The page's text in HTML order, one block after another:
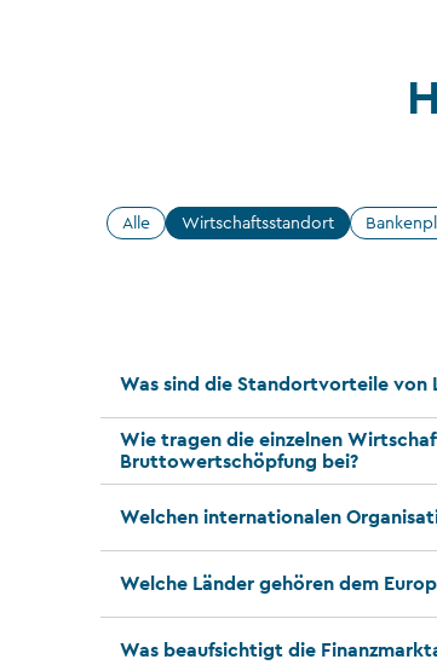
Alle Wirtschaftsstandort
Was sind die Standortvorteile von
Wie tragen die einzelnen
Bruttowertschöpfung bei?
Welchen internationalen
Welche Länder gehören dem
Was beaufsichtigt die